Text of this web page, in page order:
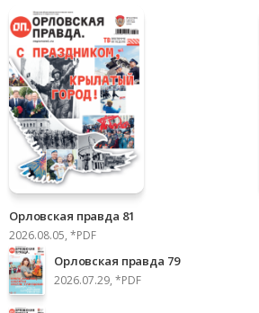
Орловская правда 81
2026.08.05, *PDF
Орловская правда 79
2026.07.29, *PDF